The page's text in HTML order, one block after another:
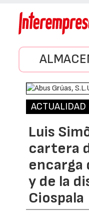
ACTUALIDAD
Luis
cartera
encarga
y de la
Ciospala